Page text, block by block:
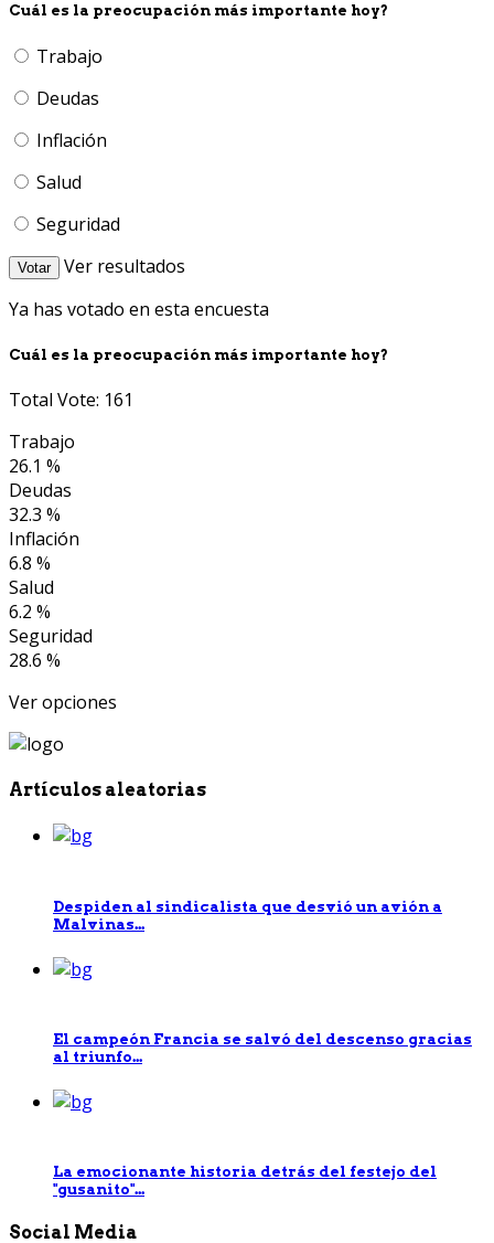
Cuál es la preocupación más importante hoy?
Trabajo
Deudas
Inflación
Salud
Seguridad
Votar
Ver resultados
Ya has votado en esta encuesta
Cuál es la preocupación más importante hoy?
Total Vote: 161
Trabajo
26.1 %
Deudas
32.3 %
Inflación
6.8 %
Salud
6.2 %
Seguridad
28.6 %
Ver opciones
Artículos aleatorias
Despiden al sindicalista que desvió un avión a
Malvinas...
El campeón Francia se salvó del descenso gracias
al triunfo...
La emocionante historia detrás del festejo del
"gusanito"...
Social Media